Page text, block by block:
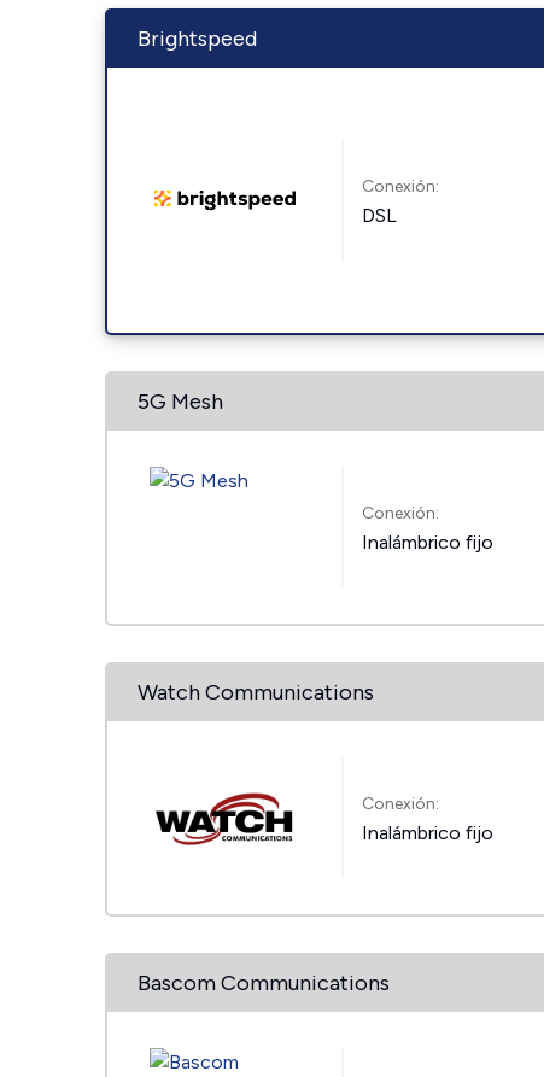
Brightspeed
Conexión:
DSL
5G Mesh
Conexión:
Inalámbrico fijo
Watch Communications
Conexión:
Inalámbrico fijo
Bascom Communications